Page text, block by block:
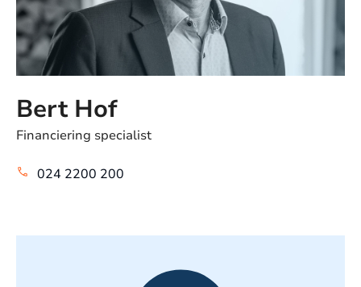
Bert Hof
Financiering specialist
024 2200 200